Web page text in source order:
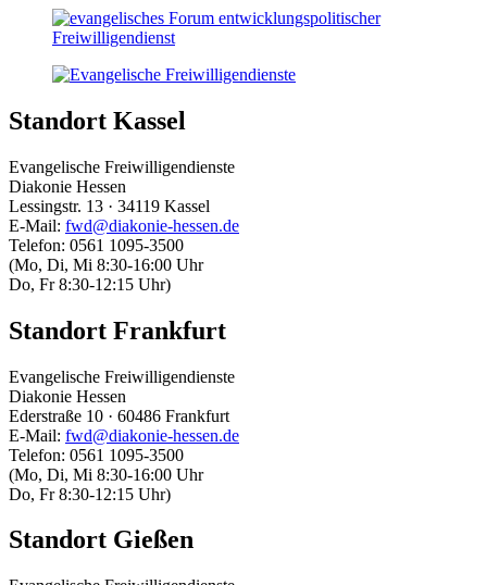
Standort Kassel
Evangelische Freiwilligendienste
Diakonie Hessen
Lessingstr. 13 · 34119 Kassel
E-Mail: fwd@diakonie-hessen.de
Telefon: 0561 1095-3500
(Mo, Di, Mi 8:30-16:00 Uhr
Do, Fr 8:30-12:15 Uhr)
Standort Frankfurt
Evangelische Freiwilligendienste
Diakonie Hessen
Ederstraße 10 · 60486 Frankfurt
E-Mail: fwd@diakonie-hessen.de
Telefon: 0561 1095-3500
(Mo, Di, Mi 8:30-16:00 Uhr
Do, Fr 8:30-12:15 Uhr)
Standort Gießen